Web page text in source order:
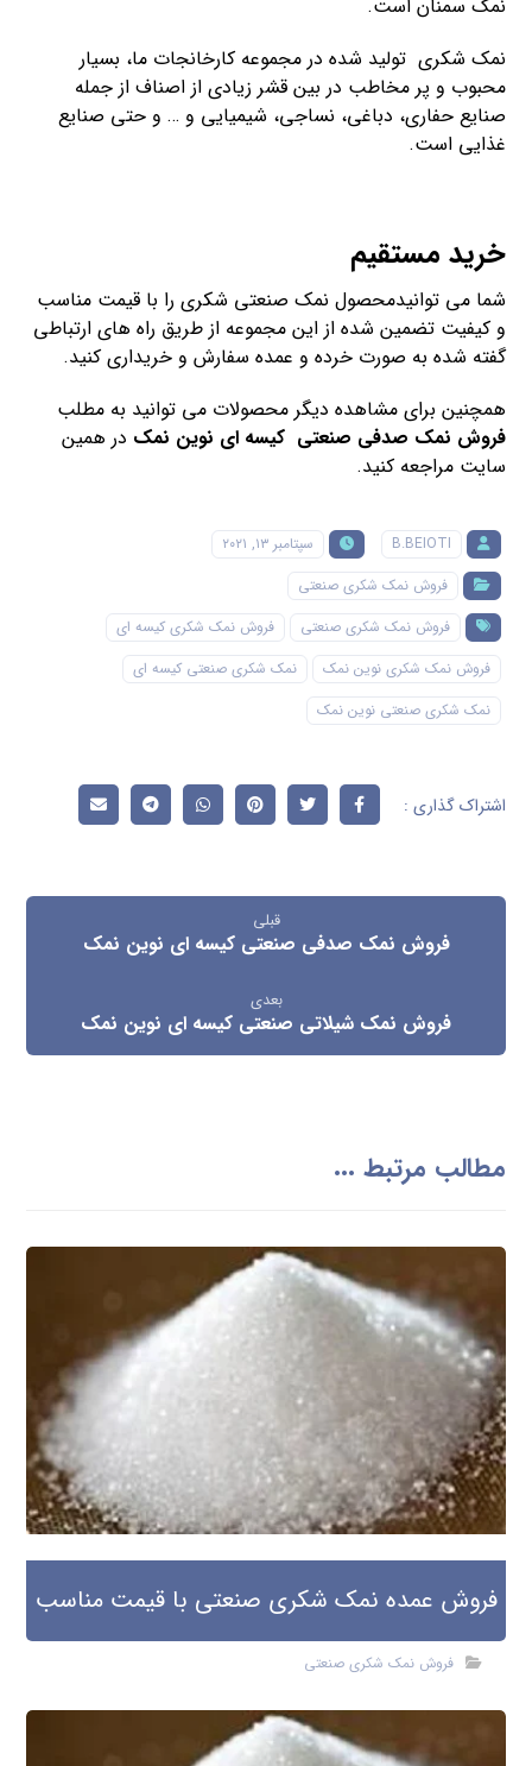
نمک سمنان است.
نمک شکری تولید شده در مجموعه کارخانجات ما، بسیار
محبوب و پر مخاطب در بین قشر زیادی از اصناف از جمله
صنایع حفاری، دباغی، نساجی، شیمیایی و … و حتی صنایع
غذایی است.
خرید مستقیم
شما می توانیدمحصول نمک صنعتی شکری را با قیمت مناسب
و کیفیت تضمین شده از این مجموعه از طریق راه های ارتباطی
گفته شده به صورت خرده و عمده سفارش و خریداری کنید.
همچنین برای مشاهده دیگر محصولات می توانید به مطلب
فروش نمک صدفی صنعتی کیسه ای نوین نمک در همین
سایت مراجعه کنید.
B.BEIOTI
سپتامبر ۱۳, ۲۰۲۱
فروش نمک شکری صنعتی
فروش نمک شکری صنعتی
فروش نمک شکری کیسه ای
فروش نمک شکری نوین نمک
نمک شکری صنعتی کیسه ای
نمک شکری صنعتی نوین نمک
قبلی
فروش نمک صدفی صنعتی کیسه ای نوین نمک
بعدی
فروش نمک شیلاتی صنعتی کیسه ای نوین نمک
مطالب مرتبط ...
فروش عمده نمک شکری صنعتی با قیمت مناسب
فروش نمک شکری صنعتی